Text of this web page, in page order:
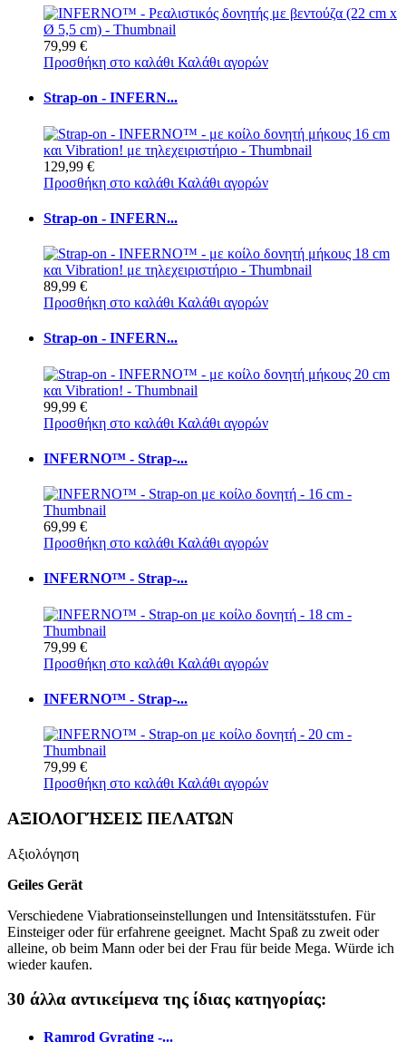
79,99 €
Προσθήκη στο καλάθι Καλάθι αγορών
Strap-on - INFERN...
129,99 €
Προσθήκη στο καλάθι Καλάθι αγορών
Strap-on - INFERN...
89,99 €
Προσθήκη στο καλάθι Καλάθι αγορών
Strap-on - INFERN...
99,99 €
Προσθήκη στο καλάθι Καλάθι αγορών
INFERNO™ - Strap-...
69,99 €
Προσθήκη στο καλάθι Καλάθι αγορών
INFERNO™ - Strap-...
79,99 €
Προσθήκη στο καλάθι Καλάθι αγορών
INFERNO™ - Strap-...
79,99 €
Προσθήκη στο καλάθι Καλάθι αγορών
ΑΞΙΟΛΟΓΉΣΕΙΣ ΠΕΛΑΤΏΝ
Αξιολόγηση
Geiles Gerät
Verschiedene Viabrationseinstellungen und Intensitätsstufen. Für
Einsteiger oder für erfahrene geeignet. Macht Spaß zu zweit oder
alleine, ob beim Mann oder bei der Frau für beide Mega. Würde ich
wieder kaufen.
30 άλλα αντικείμενα της ίδιας κατηγορίας:
Ramrod Gyrating -...